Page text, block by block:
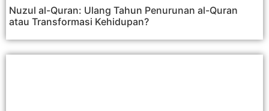
Nuzul al-Quran: Ulang Tahun Penurunan al-Quran
atau Transformasi Kehidupan?